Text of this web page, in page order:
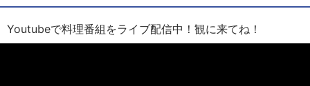
Youtubeで料理番組をライブ配信中！観に来てね！